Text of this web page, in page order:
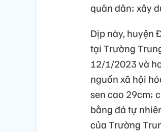
quân dân; xây
Dịp này, huyện
tại Trường
12/1/2023 và
nguồn xã hội
sen cao 29cm;
bằng đá tự
của Trường